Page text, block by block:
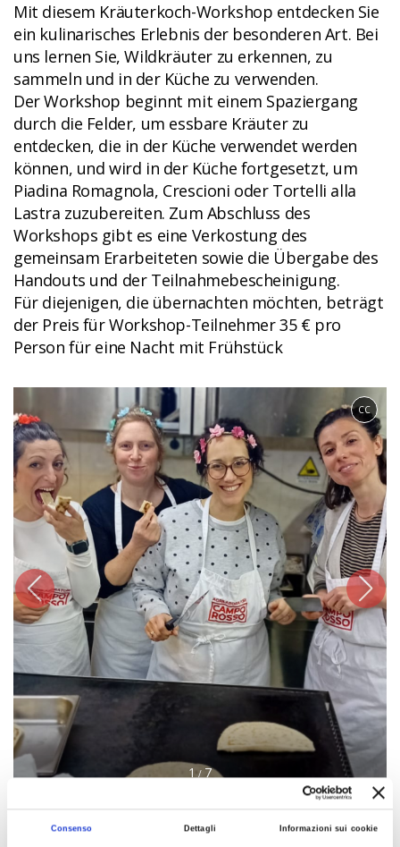
Consenso Dettagli Informazioni sui cookie
Mit diesem Kräuterkoch-Workshop entdecken Sie
ein kulinarisches Erlebnis der besonderen Art. Bei
uns lernen Sie, Wildkräuter zu erkennen, zu
sammeln und in der Küche zu verwenden.
Der Workshop beginnt mit einem Spaziergang
durch die Felder, um essbare Kräuter zu
entdecken, die in der Küche verwendet werden
können, und wird in der Küche fortgesetzt, um
Piadina Romagnola, Crescioni oder Tortelli alla
Lastra zuzubereiten. Zum Abschluss des
Workshops gibt es eine Verkostung des
gemeinsam Erarbeiteten sowie die Übergabe des
Handouts und der Teilnahmebescheinigung.
Für diejenigen, die übernachten möchten, beträgt
der Preis für Workshop-Teilnehmer 35 € pro
Person für eine Nacht mit Frühstück
CC
1 / 7